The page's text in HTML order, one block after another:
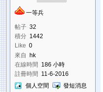
一等兵
帖子 32
積分 1442
Like 0
來自
hk
在線時間 186 小時
註冊時間
11-6-2016
個人空間
發短消息